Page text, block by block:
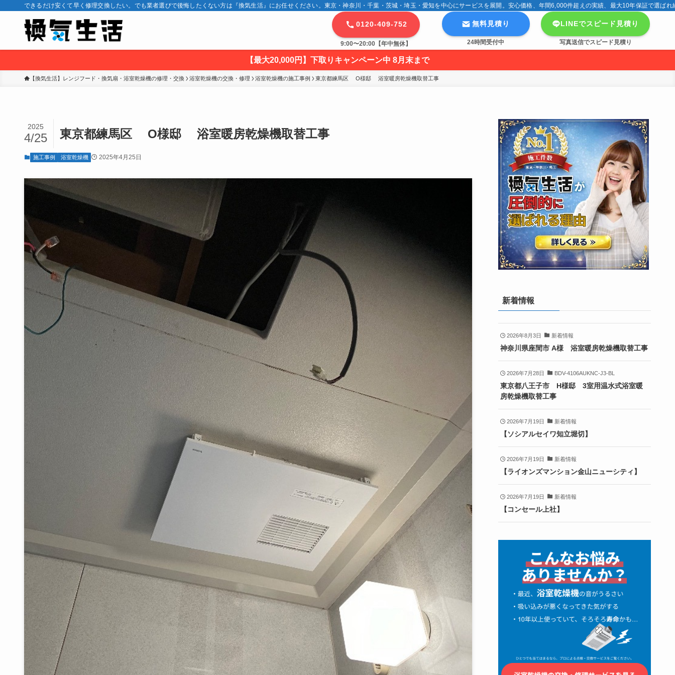
できるだけ安くて早く修理交換したい。でも業者選びで後悔したくない方は『換気生活』にお任せください。東京・神奈川・千葉・茨城・埼玉・愛知を中心にサービスを展開。安心価格、年間6,000件超えの実績、最大10年保証で選ばれ
0120-409-752
9:00〜20:00【年中無休】
無料見積り
24時間受付中
LINEでスピード見積り
写真送信でスピード見積り
【最大20,000円】下取りキャンペーン中 8月末まで
【換気生活】レンジフード・換気扇・浴室乾燥機の修理・交換 浴室乾燥機の交換・修理 浴室乾燥機の施工事例 東京都練馬区 　O様邸 　浴室暖房乾燥機取替工事
東京都練馬区 O様邸 浴室暖房乾燥機取替工事
2025
4/25
施工事例 浴室乾燥機 2025年4月25日
新着情報
2026年8月3日 新着情報
神奈川県座間市 A様 浴室暖房乾燥機取替工事
2026年7月28日 BDV-4106AUKNC-J3-BL
東京都八王子市 H様邸 3室用温水式浴室暖
房乾燥機取替工事
2026年7月19日 新着情報
【ソシアルセイワ知立堀切】
2026年7月19日 新着情報
【ライオンズマンション金山ニューシティ】
2026年7月19日 新着情報
【コンセール上社】